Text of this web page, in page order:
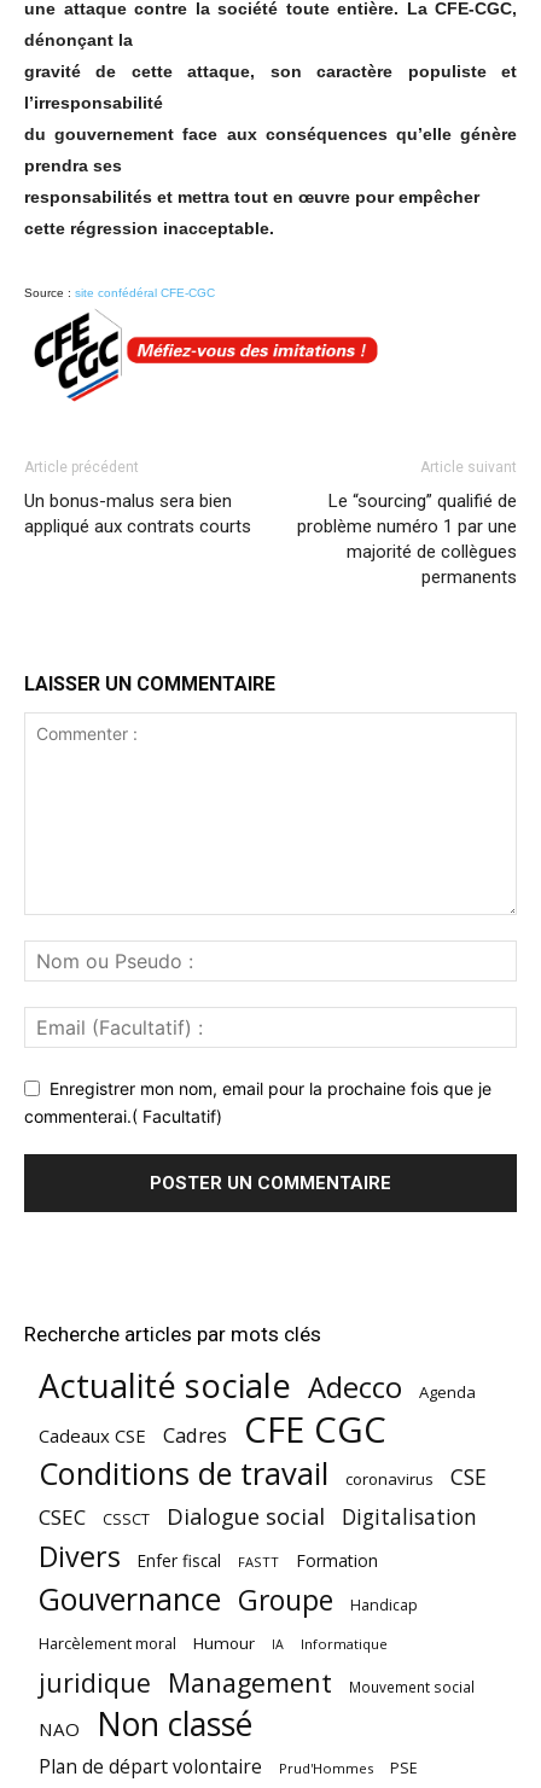
une attaque contre la société toute entière. La CFE-CGC,
dénonçant la
gravité de cette attaque, son caractère populiste et
l’irresponsabilité
du gouvernement face aux conséquences qu’elle génère
prendra ses
responsabilités et mettra tout en œuvre pour empêcher
cette régression inacceptable.
Source : site confédéral CFE-CGC
Article précédent
Un bonus-malus sera bien
appliqué aux contrats courts
Article suivant
Le “sourcing” qualifié de
problème numéro 1 par une
majorité de collègues
permanents
LAISSER UN COMMENTAIRE
Enregistrer mon nom, email pour la prochaine fois que je
commenterai.( Facultatif)
Recherche articles par mots clés
Actualité sociale Adecco Agenda
Cadeaux CSE Cadres CFE CGC
Conditions de travail coronavirus CSE
CSEC CSSCT Dialogue social Digitalisation
Divers Enfer fiscal FASTT Formation
Gouvernance Groupe Handicap
Harcèlement moral Humour IA Informatique
juridique Management Mouvement social
NAO Non classé
Plan de départ volontaire Prud'Hommes PSE